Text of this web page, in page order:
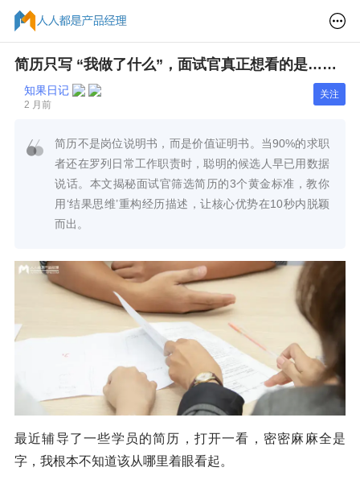
简历只写 “我做了什么”，面试官真正想看的是……
知果日记
2 月前
关注
简历不是岗位说明书，而是价值证明书。当90%的求职
者还在罗列日常工作职责时，聪明的候选人早已用数据
说话。本文揭秘面试官筛选简历的3个黄金标准，教你
用‘结果思维’重构经历描述，让核心优势在10秒内脱颖
而出。
最近辅导了一些学员的简历，打开一看，密密麻麻全是
字，我根本不知道该从哪里着眼看起。